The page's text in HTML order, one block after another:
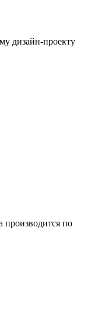
дизайн-проекту
производится по